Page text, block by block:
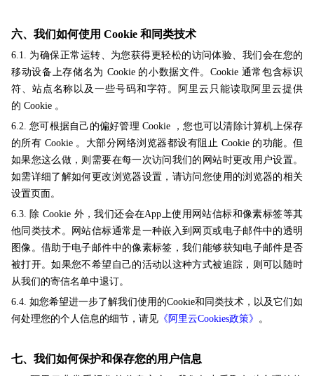
六、我们如何使用 Cookie 和同类技术
6.1. 为确保正常运转、为您获得更轻松的访问体验、我们会在您的
移动设备上存储名为 Cookie 的小数据文件。Cookie 通常包含标识
符、站点名称以及一些号码和字符。阿里云只能读取阿里云提供
的 Cookie 。
6.2. 您可根据自己的偏好管理 Cookie ，您也可以清除计算机上保存
的所有 Cookie 。大部分网络浏览器都设有阻止 Cookie 的功能。但
如果您这么做，则需要在每一次访问我们的网站时更改用户设置。
如需详细了解如何更改浏览器设置，请访问您使用的浏览器的相关
设置页面。
6.3. 除 Cookie 外，我们还会在App上使用网站信标和像素标签等其
他同类技术。网站信标通常是一种嵌入到网页或电子邮件中的透明
图像。借助于电子邮件中的像素标签，我们能够获知电子邮件是否
被打开。如果您不希望自己的活动以这种方式被追踪，则可以随时
从我们的寄信名单中退订。
6.4. 如您希望进一步了解我们使用的Cookie和同类技术，以及它们如
何处理您的个人信息的细节，请见 《阿里云Cookies政策》 。
七、我们如何保护和保存您的用户信息